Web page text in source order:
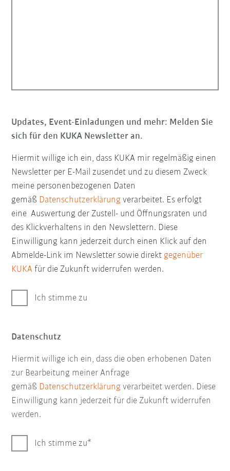
Updates, Event-Einladungen und mehr: Melden Sie
sich für den KUKA Newsletter an.
Hiermit willige ich ein, dass KUKA mir regelmäßig einen
Newsletter per E-Mail zusendet und zu diesem Zweck
meine personenbezogenen Daten
gemäß Datenschutzerklärung verarbeitet. Es erfolgt
eine Auswertung der Zustell- und Öffnungsraten und
des Klickverhaltens in den Newslettern. Diese
Einwilligung kann jederzeit durch einen Klick auf den
Abmelde-Link im Newsletter sowie direktgegenüber
KUKA für die Zukunft widerrufen werden.
Ich stimme zu
Datenschutz
Hiermit willige ich ein, dass die oben erhobenen Daten
zur Bearbeitung meiner Anfrage
gemäß Datenschutzerklärung verarbeitet werden. Diese
Einwilligung kann jederzeit für die Zukunft widerrufen
werden.
Ich stimme zu